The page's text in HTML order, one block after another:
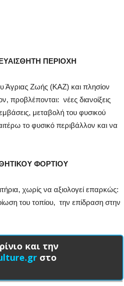
ΠΕΡΙΟΧΗ
Άγριας Ζωής (ΚΑΖ) και πλησίον
προβλέπονται: νέες διανοίξεις
μεταβολή του φυσικού
το φυσικό περιβάλλον και να
ΦΟΡΤΙΟΥ
χωρίς να αξιολογεί επαρκώς:
του τοπίου, την επίδραση στην
και την
στο